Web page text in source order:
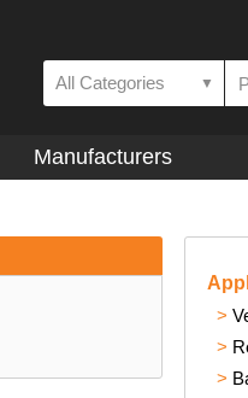
All Categories ▼
Manufacturers
>
>
>